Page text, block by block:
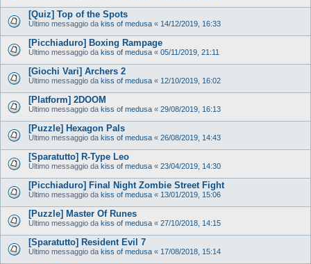
[Quiz] Top of the Spots
Ultimo messaggio da kiss of medusa « 14/12/2019, 16:33
[Picchiaduro] Boxing Rampage
Ultimo messaggio da kiss of medusa « 05/11/2019, 21:11
[Giochi Vari] Archers 2
Ultimo messaggio da kiss of medusa « 12/10/2019, 16:02
[Platform] 2DOOM
Ultimo messaggio da kiss of medusa « 29/08/2019, 16:13
[Puzzle] Hexagon Pals
Ultimo messaggio da kiss of medusa « 26/08/2019, 14:43
[Sparatutto] R-Type Leo
Ultimo messaggio da kiss of medusa « 23/04/2019, 14:30
[Picchiaduro] Final Night Zombie Street Fight
Ultimo messaggio da kiss of medusa « 13/01/2019, 15:06
[Puzzle] Master Of Runes
Ultimo messaggio da kiss of medusa « 27/10/2018, 14:15
[Sparatutto] Resident Evil 7
Ultimo messaggio da kiss of medusa « 17/08/2018, 15:14